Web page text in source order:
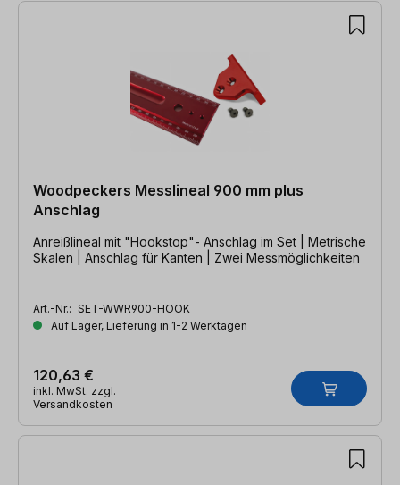
Woodpeckers Messlineal 900 mm plus
Anschlag
Anreißlineal mit "Hookstop"- Anschlag im Set | Metrische
Skalen | Anschlag für Kanten | Zwei Messmöglichkeiten
Art.-Nr.: SET-WWR900-HOOK
Auf Lager, Lieferung in 1-2 Werktagen
120,63 €
inkl. MwSt. zzgl.
Versandkosten